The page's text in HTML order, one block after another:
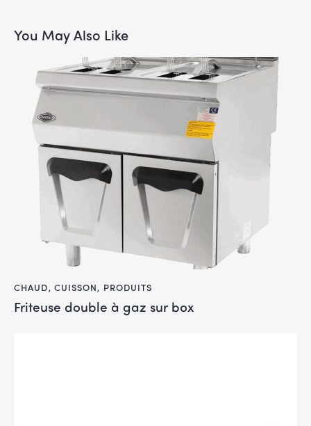
You May Also Like
CHAUD, CUISSON, PRODUITS
Friteuse double à gaz sur box